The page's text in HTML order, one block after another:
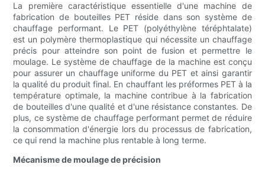
La première caractéristique essentielle d'une machine de
fabrication de bouteilles PET réside dans son système de
chauffage performant. Le PET (polyéthylène téréphtalate)
est un polymère thermoplastique qui nécessite un chauffage
précis pour atteindre son point de fusion et permettre le
moulage. Le système de chauffage de la machine est conçu
pour assurer un chauffage uniforme du PET et ainsi garantir
la qualité du produit final. En chauffant les préformes PET à la
température optimale, la machine contribue à la fabrication
de bouteilles d'une qualité et d'une résistance constantes. De
plus, ce système de chauffage performant permet de réduire
la consommation d'énergie lors du processus de fabrication,
ce qui rend la machine plus rentable à long terme.
Mécanisme de moulage de précision